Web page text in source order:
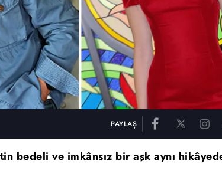
PAYLAŞ
bedeli ve imkânsız bir aşk aynı